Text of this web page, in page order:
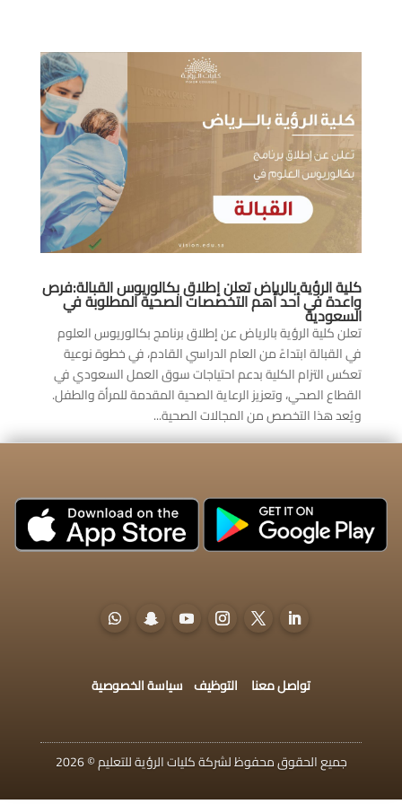
كلية الرؤية بالرياض تعلن إطلاق بكالوريوس القبالة:فرص
واعدة في أحد أهم التخصصات الصحية المطلوبة في
السعودية
تعلن كلية الرؤية بالرياض عن إطلاق برنامج بكالوريوس العلوم
في القبالة ابتداءً من العام الدراسي القادم، في خطوة نوعية
تعكس التزام الكلية بدعم احتياجات سوق العمل السعودي في
القطاع الصحي، وتعزيز الرعاية الصحية المقدمة للمرأة والطفل.
ويُعد هذا التخصص من المجالات الصحية...
تواصل معنا التوظيف سياسة الخصوصية
جميع الحقوق محفوظ لشركة كليات الرؤية للتعليم © 2026